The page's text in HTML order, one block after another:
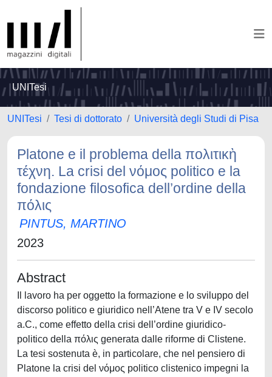
UNITesi
UNITesi Tesi di dottorato Università degli Studi di Pisa
Platone e il problema della πολιτικὴ
τέχνη. La crisi del νόμος politico e la
fondazione filosofica dell’ordine della
πόλις
PINTUS, MARTINO
2023
Abstract
Il lavoro ha per oggetto la formazione e lo sviluppo del
discorso politico e giuridico nell’Atene tra V e IV secolo
a.C., come effetto della crisi dell’ordine giuridico-
politico della πόλις generata dalle riforme di Clistene.
La tesi sostenuta è, in particolare, che nel pensiero di
Platone la crisi del νόμος politico clistenico impegni la